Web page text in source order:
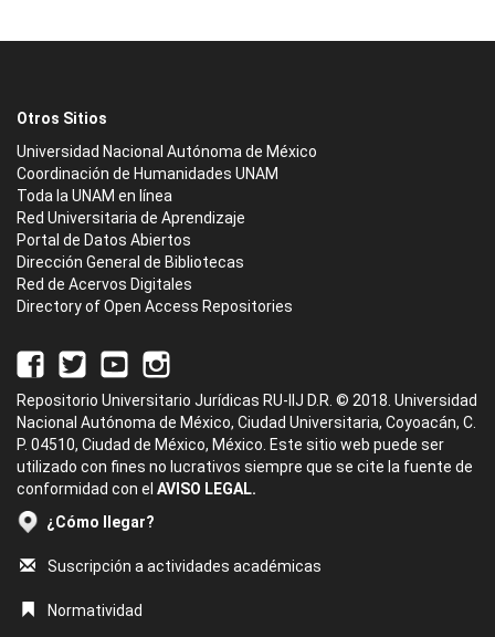
Otros Sitios
Universidad Nacional Autónoma de México
Coordinación de Humanidades UNAM
Toda la UNAM en línea
Red Universitaria de Aprendizaje
Portal de Datos Abiertos
Dirección General de Bibliotecas
Red de Acervos Digitales
Directory of Open Access Repositories
Repositorio Universitario Jurídicas RU-IIJ D.R. © 2018. Universidad
Nacional Autónoma de México, Ciudad Universitaria, Coyoacán, C.
P. 04510, Ciudad de México, México. Este sitio web puede ser
utilizado con fines no lucrativos siempre que se cite la fuente de
conformidad con el AVISO LEGAL.
¿Cómo llegar?
Suscripción a actividades académicas
Normatividad